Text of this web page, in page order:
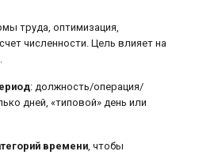
труда, оптимизация,
численности. Цель влияет на
: должность/операция/
дней, «типовой» день или
времени, чтобы